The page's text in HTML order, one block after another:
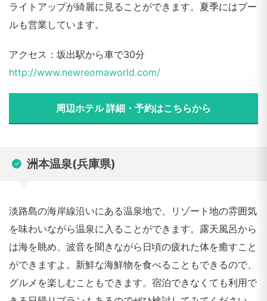
ライトアップが綺麗に見ることができます。夏季にはプー
ルも営業しています。
アクセス：坂出駅から車で30分
http://www.newreomaworld.com/
周辺ホテル 詳細・予約はこちらから
洲本温泉(兵庫県)
淡路島の海岸線沿いにある温泉地で、リゾート地の雰囲気
を味わいながら温泉に入ることができます。露天風呂から
は海を眺め、波音を聞きながら日頃の疲れた体を癒すこと
ができますよ。新鮮な海鮮物を食べることもできるので、
グルメを楽しむこともできます。宿泊できなくても利用で